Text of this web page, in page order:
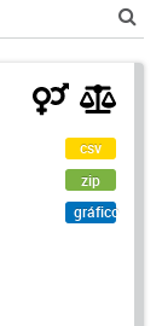
csv
zip
gráfico